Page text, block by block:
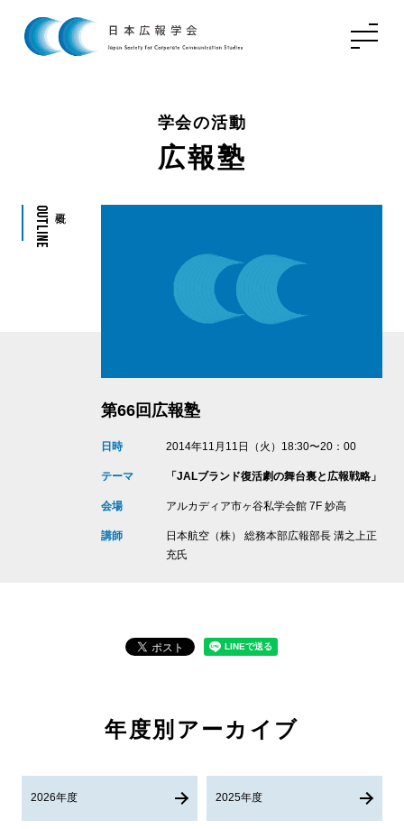
学会の活動
広報塾
Outline
第66回広報塾
日時 2014年11月11日（火）18:30〜20：00
テーマ 「JALブランド復活劇の舞台裏と広報戦略」
会場 アルカディア市ヶ谷私学会館 7F 妙高
講師
日本航空（株） 総務本部広報部長 溝之上正
充氏
年度別アーカイブ
2026年度 2025年度